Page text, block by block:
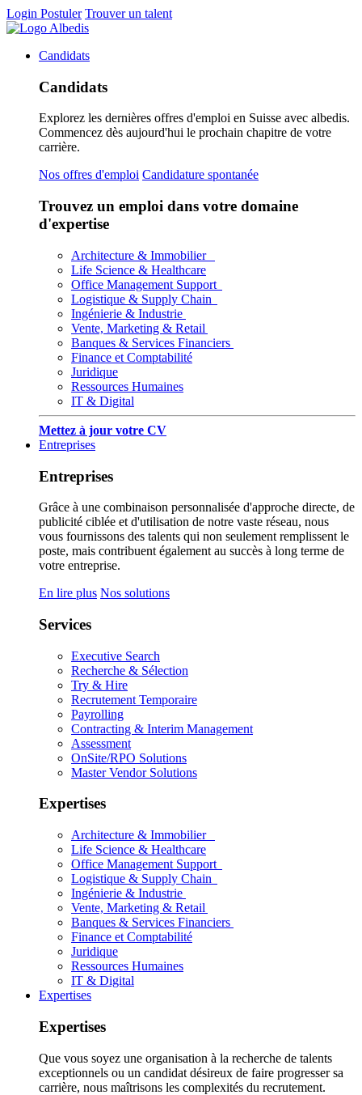
Login Postuler Trouver un talent
Candidats
Candidats
Explorez les dernières offres d'emploi en Suisse avec albedis.
Commencez dès aujourd'hui le prochain chapitre de votre
carrière.
Nos offres d'emploi Candidature spontanée
Trouvez un emploi dans votre domaine
d'expertise
Architecture & Immobilier
Life Science & Healthcare
Office Management Support
Logistique & Supply Chain
Ingénierie & Industrie
Vente, Marketing & Retail
Banques & Services Financiers
Finance et Comptabilité
Juridique
Ressources Humaines
IT & Digital
Mettez à jour votre CV
Entreprises
Entreprises
Grâce à une combinaison personnalisée d'approche directe, de
publicité ciblée et d'utilisation de notre vaste réseau, nous
vous fournissons des talents qui non seulement remplissent le
poste, mais contribuent également au succès à long terme de
votre entreprise.
En lire plus Nos solutions
Services
Executive Search
Recherche & Sélection
Try & Hire
Recrutement Temporaire
Payrolling
Contracting & Interim Management
Assessment
OnSite/RPO Solutions
Master Vendor Solutions
Expertises
Architecture & Immobilier
Life Science & Healthcare
Office Management Support
Logistique & Supply Chain
Ingénierie & Industrie
Vente, Marketing & Retail
Banques & Services Financiers
Finance et Comptabilité
Juridique
Ressources Humaines
IT & Digital
Expertises
Expertises
Que vous soyez une organisation à la recherche de talents
exceptionnels ou un candidat désireux de faire progresser sa
carrière, nous maîtrisons les complexités du recrutement.